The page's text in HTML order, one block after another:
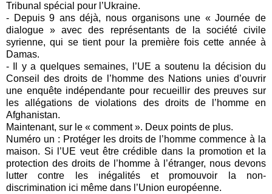
Tribunal spécial pour l’Ukraine.
- Depuis 9 ans déjà, nous organisons une « Journée de
dialogue » avec des représentants de la société civile
syrienne, qui se tient pour la première fois cette année à
Damas.
- Il y a quelques semaines, l’UE a soutenu la décision du
Conseil des droits de l’homme des Nations unies d’ouvrir
une enquête indépendante pour recueillir des preuves sur
les allégations de violations des droits de l’homme en
Afghanistan.
Maintenant, sur le « comment ». Deux points de plus.
Numéro un : Protéger les droits de l’homme commence à la
maison. Si l’UE veut être crédible dans la promotion et la
protection des droits de l’homme à l’étranger, nous devons
lutter contre les inégalités et promouvoir la non-
discrimination ici même dans l’Union européenne.